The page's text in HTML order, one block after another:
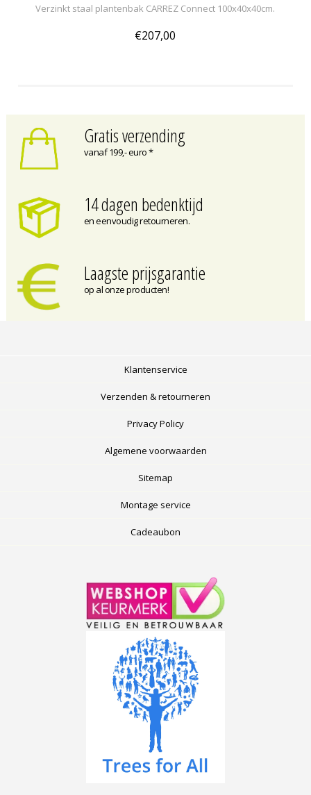
Verzinkt staal plantenbak CARREZ Connect 100x40x40cm.
€207,00
Gratis verzending
vanaf 199,- euro *
14 dagen bedenktijd
en eenvoudig retourneren.
Laagste prijsgarantie
op al onze producten!
Klantenservice
Verzenden & retourneren
Privacy Policy
Algemene voorwaarden
Sitemap
Montage service
Cadeaubon